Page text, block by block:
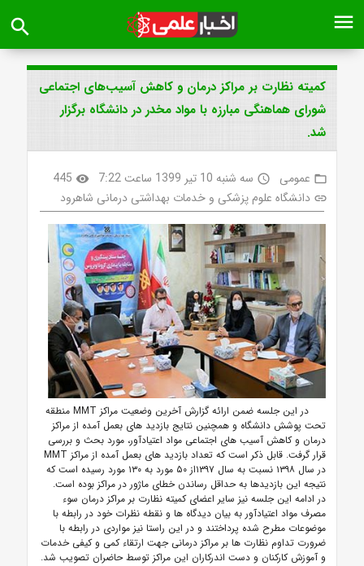
menu
search
کمیته نظارت بر مراکز درمان و کاهش آسیب‌های اجتماعی
شورای هماهنگی مبارزه با مواد مخدر در دانشگاه برگزار
شد.
folder_open عمومی access_time سه شنبه 10 تیر 1399 ساعت 7:22 visibility
445
link دانشگاه علوم پزشکی و خدمات بهداشتی درمانی شاهرود
در این جلسه ضمن ارائه گزارش آخرین وضعیت مراکز MMT منطقه
تحت پوشش دانشگاه و همچنین نتایج بازدید های بعمل آمده از مراکز
درمان و کاهش آسیب های اجتماعی مواد اعتیادآور، مورد بحث و بررسی
قرار گرفت. قابل ذکر است که تعداد بازدید های بعمل آمده از مراکز MMT
در سال ۱۳۹۸ نسبت به سال ۱۳۹۷از ۵۰ مورد به ۱۳۰ مورد رسیده است که
نتیجه این بازدیدها به حداقل رساندن خطای ماژور در مراکز بوده است.
در ادامه این جلسه نیز سایر اعضای کمیته نظارت بر مراکز درمان سوء
مصرف مواد اعتیادآور به بیان دیدگاه ها و نقطه نظرات خود در رابطه با
موضوعات مطرح شده پرداختند و در این راستا نیز مواردی در رابطه با
ضرورت تداوم نظارت ها بر مراکز درمانی جهت ارتقاء کمی و کیفی خدمات
و آموزش کارکنان و دست اندرکاران این مراکز توسط حاضران تصویب شد.